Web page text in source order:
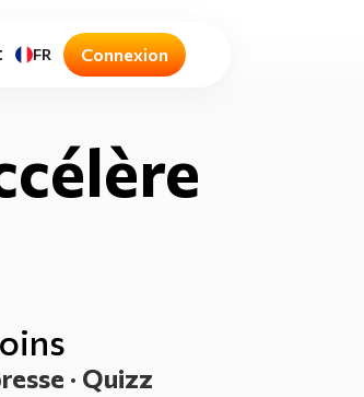
FR Connexion
· Quizz